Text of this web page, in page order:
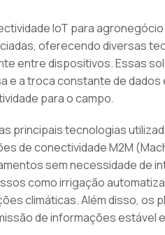
IoT para
oferecendo diversas
entre dispositivos. Essas
e a troca constante de dados
para o campo.
principais tecnologias
de conectividade M2M
sem necessidade de
como irrigação
climáticas. Além disso, os
de informações estável